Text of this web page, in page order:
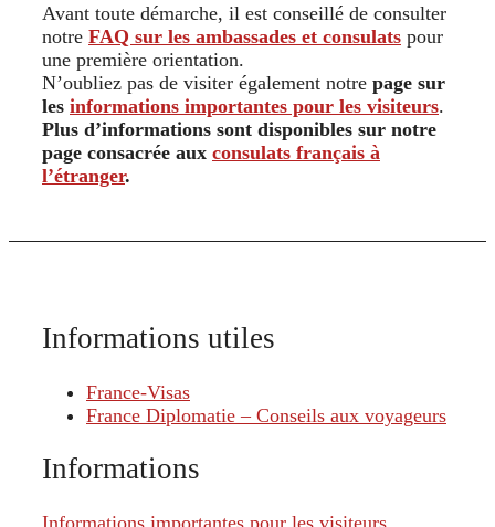
Avant toute démarche, il est conseillé de consulter
notre FAQ sur les ambassades et consulats pour
une première orientation.
N’oubliez pas de visiter également notre page sur
les informations importantes pour les visiteurs.
Plus d’informations sont disponibles sur notre
page consacrée aux consulats français à
l’étranger.
Informations utiles
France-Visas
France Diplomatie – Conseils aux voyageurs
Informations
Informations importantes pour les visiteurs